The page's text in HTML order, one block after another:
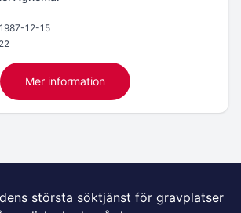
1987-12-15
Mer information
största söktjänst för gravplatser